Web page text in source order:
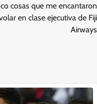
cosas que me encantaron
en clase ejecutiva de Fiji
Airways